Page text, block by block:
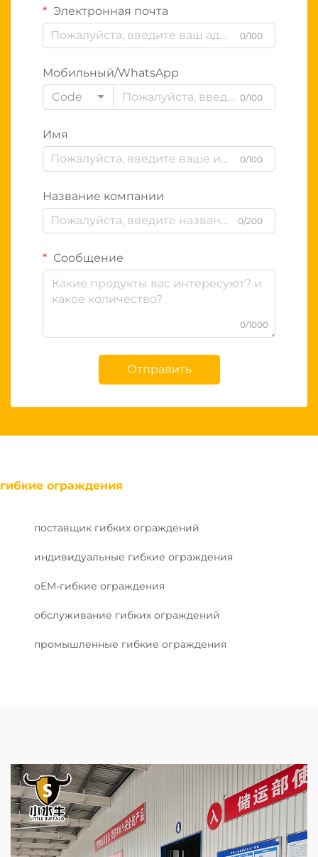
Электронная почта
0/100
Мобильный/WhatsApp
Code
0/100
Имя
0/100
Название компании
0/200
Сообщение
0/1000
Отправить
гибкие ограждения
поставщик гибких ограждений
индивидуальные гибкие ограждения
oEM-гибкие ограждения
обслуживание гибких ограждений
промышленные гибкие ограждения